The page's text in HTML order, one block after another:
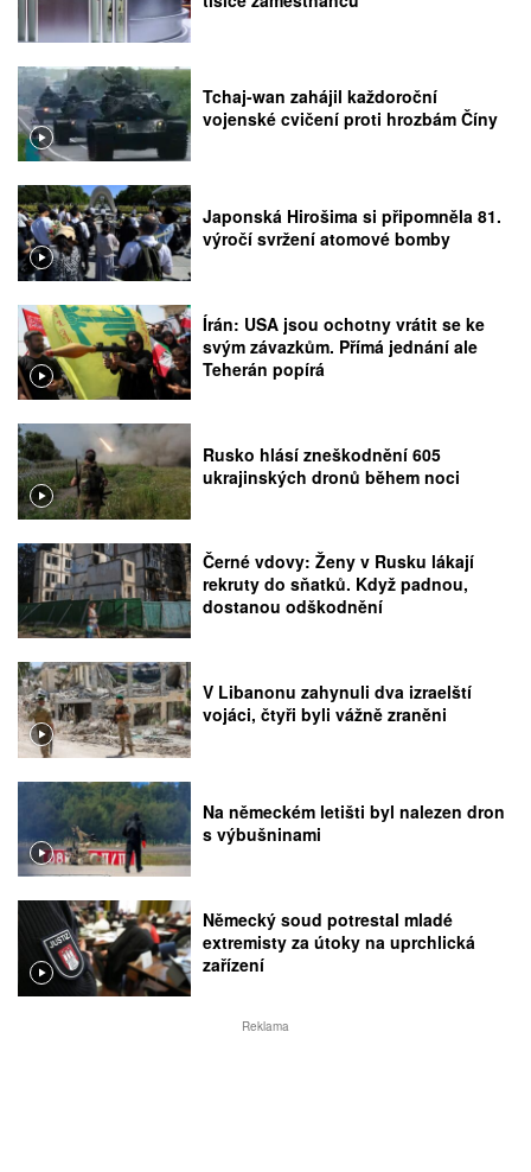
Tchaj-wan zahájil každoroční
vojenské cvičení proti hrozbám Číny
Japonská Hirošima si připomněla 81.
výročí svržení atomové bomby
Írán: USA jsou ochotny vrátit se ke
svým závazkům. Přímá jednání ale
Teherán popírá
Rusko hlásí zneškodnění 605
ukrajinských dronů během noci
Černé vdovy: Ženy v Rusku lákají
rekruty do sňatků. Když padnou,
dostanou odškodnění
V Libanonu zahynuli dva izraelští
vojáci, čtyři byli vážně zraněni
Na německém letišti byl nalezen dron
s výbušninami
Německý soud potrestal mladé
extremisty za útoky na uprchlická
zařízení
Reklama